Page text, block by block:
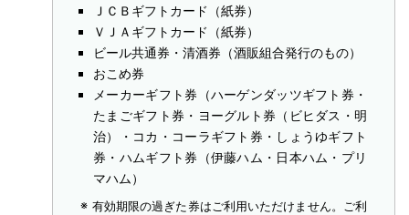
ＪＣＢギフトカード（紙券）
ＶＪＡギフトカード（紙券）
ビール共通券・清酒券（酒販組合発行のもの）
おこめ券
メーカーギフト券（ハーゲンダッツギフト券・
たまごギフト券・ヨーグルト券（ビヒダス・明
治）・コカ・コーラギフト券・しょうゆギフト
券・ハムギフト券（伊藤ハム・日本ハム・プリ
マハム）
有効期限の過ぎた券はご利用いただけません。ご利